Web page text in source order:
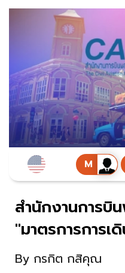
สำนักงานการบิ
"มาตรการการเ
By กรกิต กสิคุณ